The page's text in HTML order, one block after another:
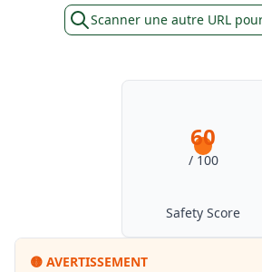
Scanner une autre URL
60
/ 100
Safety Score
🟡 AVERTISSEMENT